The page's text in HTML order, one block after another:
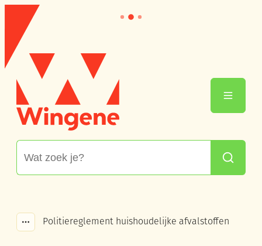
Naar inhoud
Wingene
Zoeken
Menu
Toon alle broodkruimel items
Politiereglement huishoudelijke afvalstoffen